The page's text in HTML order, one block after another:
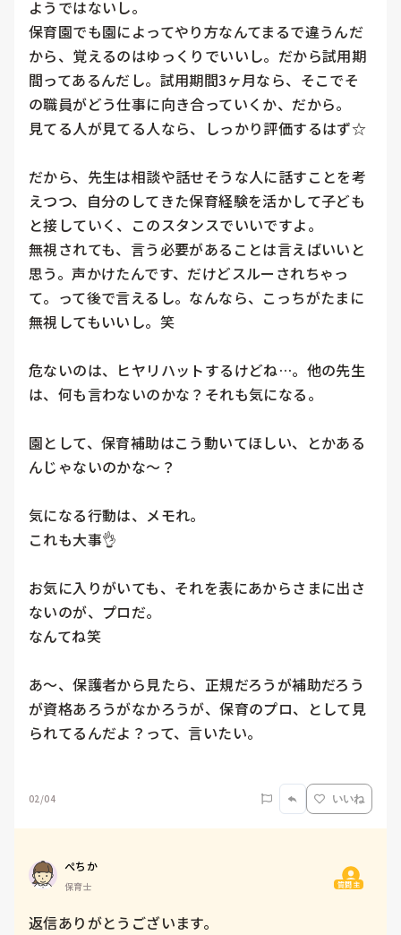
ようではないし。
保育園でも園によってやり方なんてまるで違うんだ
から、覚えるのはゆっくりでいいし。だから試用期
間ってあるんだし。試用期間3ヶ月なら、そこでそ
の職員がどう仕事に向き合っていくか、だから。
見てる人が見てる人なら、しっかり評価するはず☆
だから、先生は相談や話せそうな人に話すことを考
えつつ、自分のしてきた保育経験を活かして子ども
と接していく、このスタンスでいいですよ。
無視されても、言う必要があることは言えばいいと
思う。声かけたんです、だけどスルーされちゃっ
て。って後で言えるし。なんなら、こっちがたまに
無視してもいいし。笑
危ないのは、ヒヤリハットするけどね…。他の先生
は、何も言わないのかな？それも気になる。
園として、保育補助はこう動いてほしい、とかある
んじゃないのかな〜？
気になる行動は、メモれ。
これも大事👌
お気に入りがいても、それを表にあからさまに出さ
ないのが、プロだ。
なんてね笑
あ〜、保護者から見たら、正規だろうが補助だろう
が資格あろうがなかろうが、保育のプロ、として見
られてるんだよ？って、言いたい。
02/04 いいね
ぺちか
保育士 質問主
返信ありがとうございます。